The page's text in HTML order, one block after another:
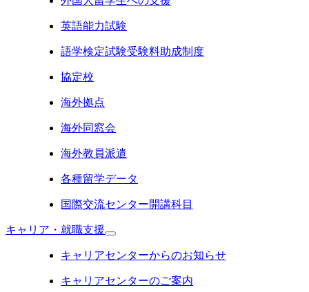
英語能力試験
語学検定試験受験料助成制度
協定校
海外拠点
海外同窓会
海外教員派遣
各種留学データ
国際交流センター開講科目
キャリア・就職支援
キャリアセンターからのお知らせ
キャリアセンターのご案内